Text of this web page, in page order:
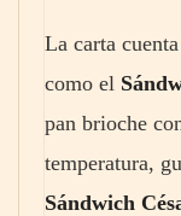
La carta
como el
pan brioche
temperatura,
Sándwich